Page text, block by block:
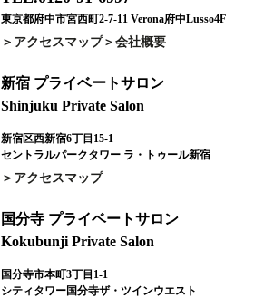
東京都府中市宮西町2-7-11 Verona府中Lusso4F
アクセスマップ 会社概要
新宿 プライベートサロン
Shinjuku Private Salon
新宿区西新宿6丁目15-1
セントラルパークタワー ラ・トゥール新宿
アクセスマップ
国分寺 プライベートサロン
Kokubunji Private Salon
国分寺市本町3丁目1-1
シティタワー国分寺ザ・ツインウエスト